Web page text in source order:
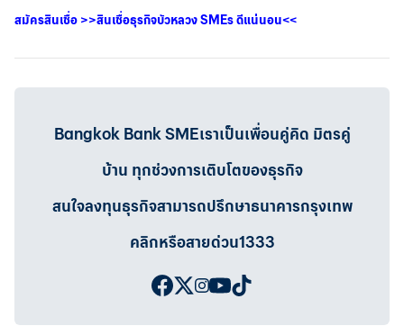
สมัครสินเชื่อ >>สินเชื่อธุรกิจบัวหลวงSMEsดีแน่นอน<<
Bangkok Bank SMEเราเป็นเพื่อนคู่คิด มิตรคู่
บ้าน ทุกช่วงการเติบโตของธุรกิจ
สนใจลงทุนธุรกิจสามารถปรึกษาธนาคารกรุงเทพ
คลิกหรือสายด่วน1333